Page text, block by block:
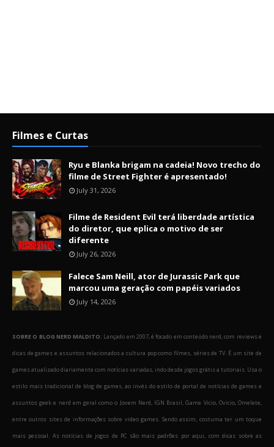
Filmes e Curtas
Ryu e Blanka brigam na cadeia! Novo trecho do
filme de Street Fighter é apresentado!
July 31, 2026
Filme de Resident Evil terá liberdade artística
do diretor, que eplica o motivo de ser
diferente
July 26, 2026
Falece Sam Neill, ator de Jurassic Park que
marcou uma geração com papéis variados
July 14, 2026
SOBRE O BLOG NERD MALDITO: Lançado em 2007, é focado em conteúdo nerd, com reviews e
dicas de games e assuntos relacionados a cultura pop como filmes, séries de TV. É um site de
games atualizado diariamente com notícias variadas, indo desde jogos grátis a tutoriais. Usa o
estilo mais tradicional de blog de games, ao invés do estilo de portal de notícias de games e
assuntos geek e nerd em geral como o Jovem Nerd, IGN Brasil, Game Vicio, Ovicio, Omelete,
entre outros sites de informações sobre video games. Sendo assim, costuma ter um toque
mais pessoal. As notícias de jogos de PC são mais padrões por aqui, com dicas sobre as